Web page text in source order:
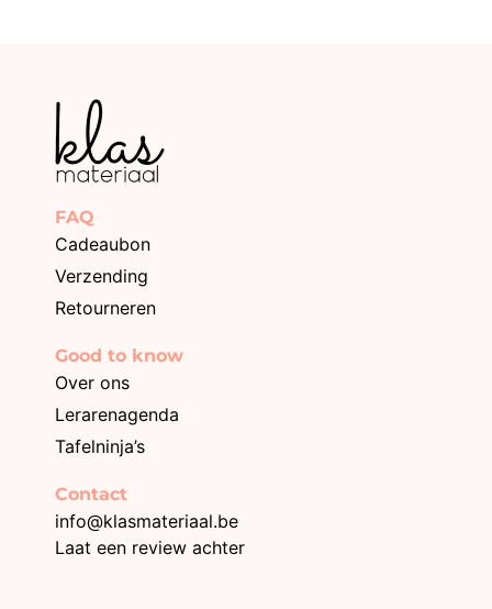
FAQ
Cadeaubon
Verzending
Retourneren
Good to know
Over ons
Lerarenagenda
Tafelninja’s
Contact
info@klasmateriaal.be
Laat een review achter